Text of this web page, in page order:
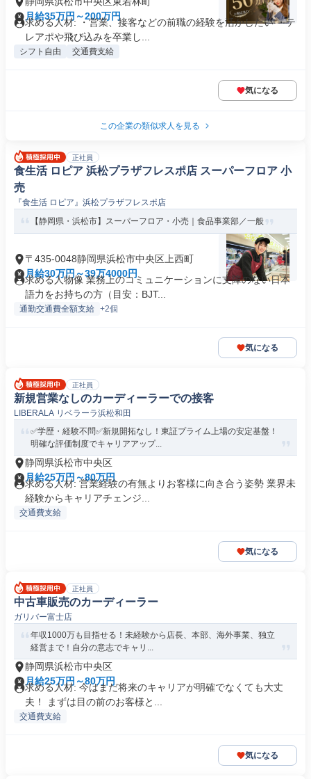
月給35万円～200万円
求める人材: ・営業、接客などの前職の経験を活かしたい ・テ
レアポや飛び込みを卒業し...
シフト自由 交通費支給
気になる
この企業の類似求人を見る
正社員
食生活 ロピア 浜松プラザフレスポ店 スーパーフロア 小
売
『食生活 ロピア』浜松プラザフレスポ店
【静岡県・浜松市】スーパーフロア・小売｜食品事業部／一般
〒435-0048静岡県浜松市中央区上西町
月給30万円～39万4000円
求める人物像 業務上のコミュニケーションに支障のない日本
語力をお持ちの方（目安：BJT...
通勤交通費全額支給 +2個
気になる
正社員
新規営業なしのカーディーラーでの接客
LIBERALA リベラーラ浜松和田
✅学歴・経験不問✅新規開拓なし！東証プライム上場の安定基盤！
明確な評価制度でキャリアアップ...
静岡県浜松市中央区
月給25万円～80万円
求める人材: 営業経験の有無よりお客様に向き合う姿勢 業界未
経験からキャリアチェンジ...
交通費支給
気になる
正社員
中古車販売のカーディーラー
ガリバー富士店
年収1000万も目指せる！未経験から店長、本部、海外事業、独立
経営まで！自分の意志でキャリ...
静岡県浜松市中央区
月給25万円～80万円
求める人材: 今はまだ将来のキャリアが明確でなくても大丈
夫！ まずは目の前のお客様と...
交通費支給
気になる